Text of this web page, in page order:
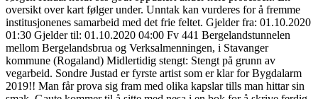
oversikt over kart følger under. Unntak kan vurderes for å fremme
institusjonenes samarbeid med det frie feltet. Gjelder fra: 01.10.2020
01:30 Gjelder til: 01.10.2020 04:00 Fv 441 Bergelandstunnelen
mellom Bergelandsbrua og Verksalmenningen, i Stavanger
kommune (Rogaland) Midlertidig stengt: Stengt på grunn av
vegarbeid. Sondre Justad er fyrste artist som er klar for Bygdalarm
2019!! Man får prova sig fram med olika kapslar tills man hittar sin